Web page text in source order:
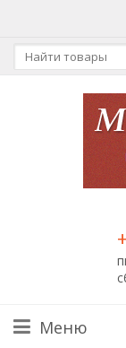
Меню